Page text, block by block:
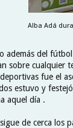
Alba Adá
además del
sobre cualquier
fue el
estuvo y
aquel día .
de cerca los